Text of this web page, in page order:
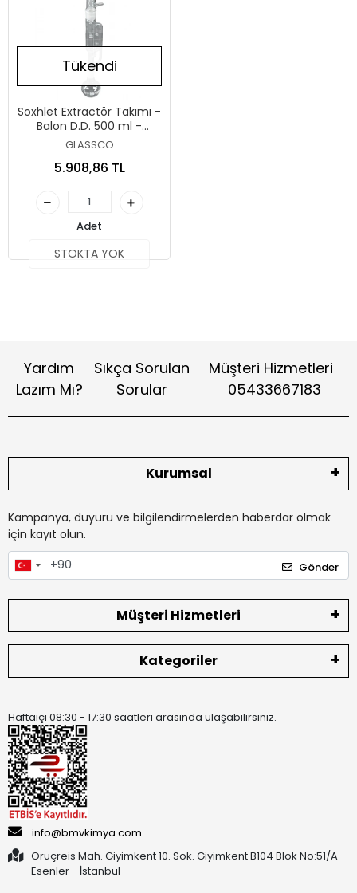
Tükendi
Soxhlet Extractör Takımı -
Balon D.D. 500 ml -
Soğutucu Dimroth NS
NS 45/40 - NS 29/32
GLASSCO
5.908,86 TL
Adet
STOKTA YOK
Yardım
Lazım Mı?
Sıkça Sorulan
Sorular
Müşteri Hizmetleri
05433667183
Kurumsal
Kampanya, duyuru ve bilgilendirmelerden haberdar olmak
için kayıt olun.
Gönder
Müşteri Hizmetleri
Kategoriler
Haftaiçi 08:30 - 17:30 saatleri arasında ulaşabilirsiniz.
info@bmvkimya.com
Oruçreis Mah. Giyimkent 10. Sok. Giyimkent B104 Blok No:51/A
Esenler - İstanbul